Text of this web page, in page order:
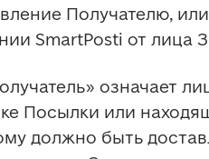
Получателю,
SmartPosti от лица
означает
Посылки или
должно быть